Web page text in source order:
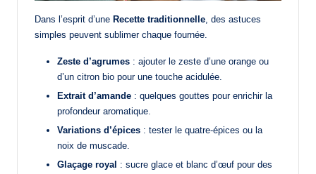
Dans l’esprit d’une Recette traditionnelle , des astuces
simples peuvent sublimer chaque fournée.
Zeste d’agrumes : ajouter le zeste d’une orange ou
d’un citron bio pour une touche acidulée.
Extrait d’amande : quelques gouttes pour enrichir la
profondeur aromatique.
Variations d’épices : tester le quatre-épices ou la
noix de muscade.
Glaçage royal : sucre glace et blanc d’œuf pour des